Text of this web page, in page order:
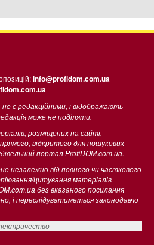
info@profidom.com.ua
не є редакційними, і відображають
може не поділяти.
розміщених на сайті,
відкритого для пошукових
портал ProfiDOM.com.ua.
незалежно від повного чи часткового
цитування матеріалів
без вказаного посилання
і переслідуватиметься законодавчо